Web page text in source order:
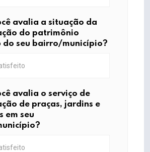
avalia a situação da
do patrimônio
do seu bairro/município?
avalia o serviço de
de praças, jardins e
em seu